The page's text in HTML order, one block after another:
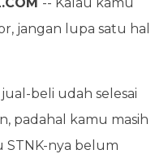
jangan lupa satu hal
beli udah selesai
padahal kamu masih
STNK-nya belum